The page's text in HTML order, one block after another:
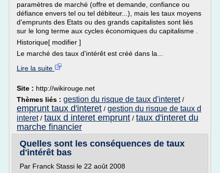
paramètres de marché (offre et demande, confiance ou
défiance envers tel ou tel débiteur...), mais les taux moyens
d'emprunts des Etats ou des grands capitalistes sont liés
sur le long terme aux cycles économiques du capitalisme .
Historique[ modifier ]
Le marché des taux d'intérêt est créé dans la...
Lire la suite
Site : http://wikirouge.net
Thèmes liés : gestion du risque de taux d'interet/
emprunt taux d'interet / gestion du risque de taux d
interet/ taux d interet emprunt / taux d'interet du
marche financier
Quelles sont les conséquences de taux
d'intérêt bas
Par Franck Stassi le 22 août 2008